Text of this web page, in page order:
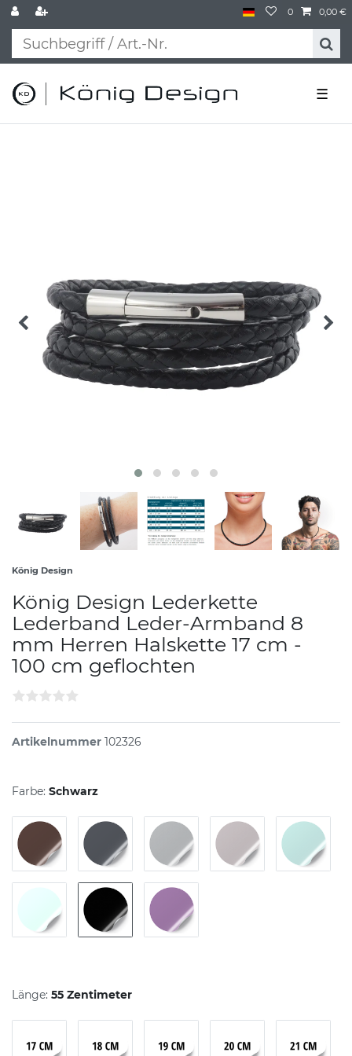
0 0,00 €
☰
König Design
König Design Lederkette
Lederband Leder-Armband 8
mm Herren Halskette 17 cm -
100 cm geflochten
Artikelnummer 102326
Farbe: Schwarz
Länge: 55 Zentimeter